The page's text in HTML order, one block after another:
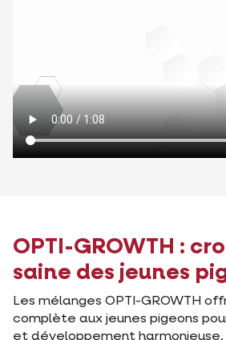
OPTI-GROWTH :
saine des jeunes
Les mélanges OPTI-GROWTH
complète aux jeunes pigeons
et développement harmonieuse.